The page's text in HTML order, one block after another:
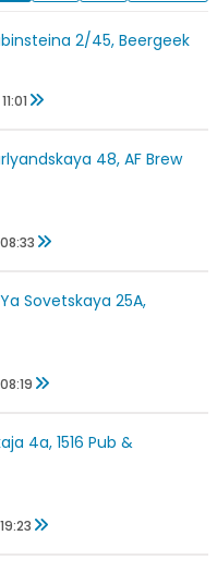
2/45, Beergeek
48, AF Brew
Sovetskaya 25A,
4a, 1516 Pub &